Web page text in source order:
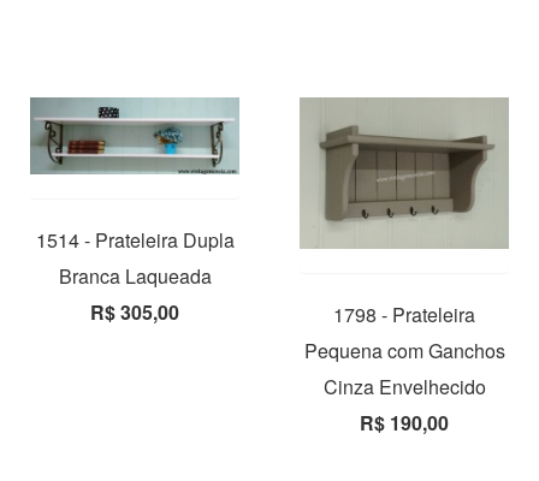
1514 - Prateleira Dupla
Branca Laqueada
R$ 305,00
1798 - Prateleira
Pequena com Ganchos
Cinza Envelhecido
R$ 190,00